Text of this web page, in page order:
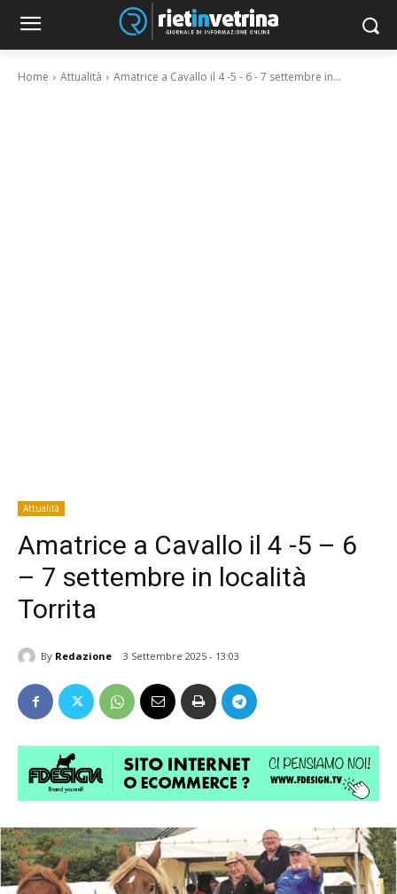
Home Attualità Amatrice a Cavallo il 4 -5 - 6 - 7 settembre in...
Attualità
Amatrice a Cavallo il 4 -5 – 6
– 7 settembre in località
Torrita
By Redazione 3 Settembre 2025 - 13:03